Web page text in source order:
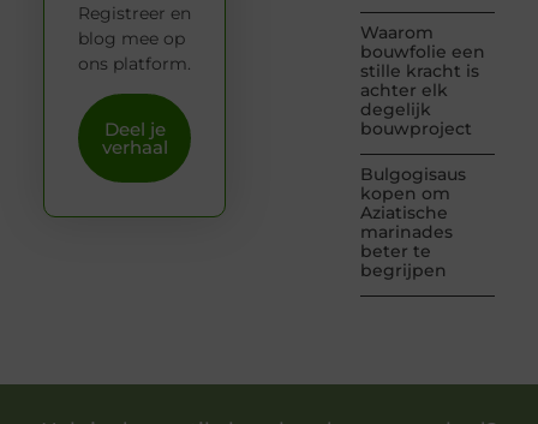
Waarom
bouwfolie een
stille kracht is
achter elk
degelijk
bouwproject
Bulgogisaus
kopen om
Aziatische
marinades
beter te
begrijpen
Registreer en
blog mee op
ons platform.
Deel je
verhaal